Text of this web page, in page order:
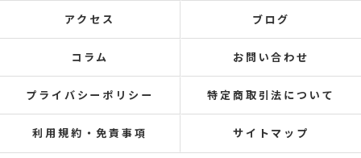
アクセス ブログ
コラム お問い合わせ
プライバシーポリシー 特定商取引法について
利用規約・免責事項 サイトマップ